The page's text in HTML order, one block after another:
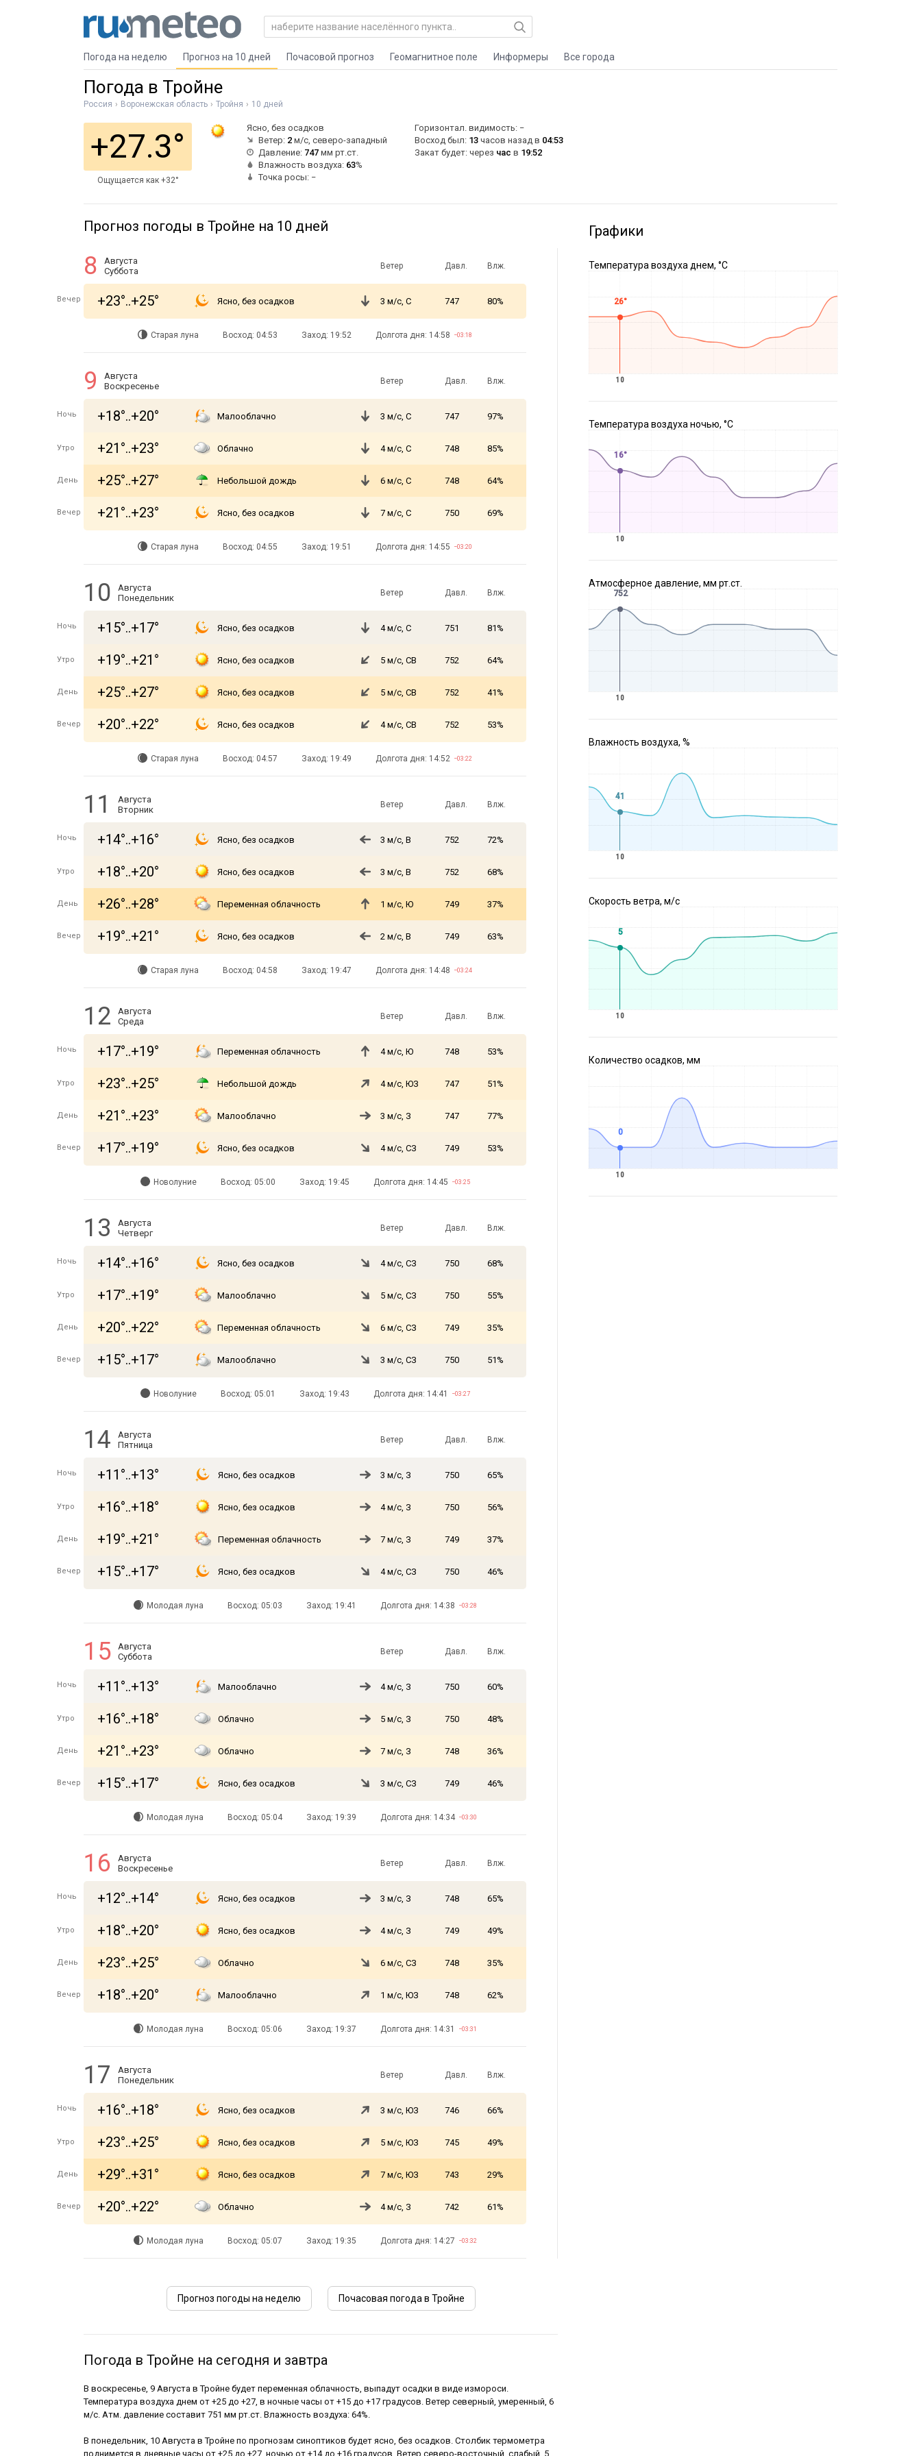
Погода на неделю Прогноз на 10 дней Почасовой прогноз Геомагнитное поле Информеры Все города
Погода в Тройне
Россия Воронежская область Тройня 10 дней
+27.3°
Ощущается как +32°
Ясно, без осадков
Ветер: 2 м/с, северо-западный
Давление: 747 мм рт.ст.
Влажность воздуха: 63%
Точка росы: −
Горизонтал. видимость: −
Восход был: 13 часов назад в 04:53
Закат будет: через час в 19:52
Прогноз погоды в Тройне на 10 дней
8
Августа
Суббота
Ветер Давл. Влж.
Вечер +23°..+25° Ясно, без осадков 3 м/с, С 747 80%
Старая луна Восход: 04:53 Заход: 19:52 Долгота дня: 14:58 −03:18
9
Августа
Воскресенье
Ветер Давл. Влж.
Ночь +18°..+20° Малооблачно 3 м/с, С 747 97%
Утро +21°..+23° Облачно 4 м/с, С 748 85%
День +25°..+27° Небольшой дождь 6 м/с, С 748 64%
Вечер +21°..+23° Ясно, без осадков 7 м/с, С 750 69%
Старая луна Восход: 04:55 Заход: 19:51 Долгота дня: 14:55 −03:20
10
Августа
Понедельник
Ветер Давл. Влж.
Ночь +15°..+17° Ясно, без осадков 4 м/с, С 751 81%
Утро +19°..+21° Ясно, без осадков 5 м/с, СВ 752 64%
День +25°..+27° Ясно, без осадков 5 м/с, СВ 752 41%
Вечер +20°..+22° Ясно, без осадков 4 м/с, СВ 752 53%
Старая луна Восход: 04:57 Заход: 19:49 Долгота дня: 14:52 −03:22
11
Августа
Вторник
Ветер Давл. Влж.
Ночь +14°..+16° Ясно, без осадков 3 м/с, В 752 72%
Утро +18°..+20° Ясно, без осадков 3 м/с, В 752 68%
День +26°..+28° Переменная облачность 1 м/с, Ю 749 37%
Вечер +19°..+21° Ясно, без осадков 2 м/с, В 749 63%
Старая луна Восход: 04:58 Заход: 19:47 Долгота дня: 14:48 −03:24
12
Августа
Среда
Ветер Давл. Влж.
Ночь +17°..+19° Переменная облачность 4 м/с, Ю 748 53%
Утро +23°..+25° Небольшой дождь 4 м/с, ЮЗ 747 51%
День +21°..+23° Малооблачно 3 м/с, З 747 77%
Вечер +17°..+19° Ясно, без осадков 4 м/с, СЗ 749 53%
Новолуние Восход: 05:00 Заход: 19:45 Долгота дня: 14:45 −03:25
13
Августа
Четверг
Ветер Давл. Влж.
Ночь +14°..+16° Ясно, без осадков 4 м/с, СЗ 750 68%
Утро +17°..+19° Малооблачно 5 м/с, СЗ 750 55%
День +20°..+22° Переменная облачность 6 м/с, СЗ 749 35%
Вечер +15°..+17° Малооблачно 3 м/с, СЗ 750 51%
Новолуние Восход: 05:01 Заход: 19:43 Долгота дня: 14:41 −03:27
14
Августа
Пятница
Ветер Давл. Влж.
Ночь +11°..+13° Ясно, без осадков 3 м/с, З 750 65%
Утро +16°..+18° Ясно, без осадков 4 м/с, З 750 56%
День +19°..+21° Переменная облачность 7 м/с, З 749 37%
Вечер +15°..+17° Ясно, без осадков 4 м/с, СЗ 750 46%
Молодая луна Восход: 05:03 Заход: 19:41 Долгота дня: 14:38 −03:28
15
Августа
Суббота
Ветер Давл. Влж.
Ночь +11°..+13° Малооблачно 4 м/с, З 750 60%
Утро +16°..+18° Облачно 5 м/с, З 750 48%
День +21°..+23° Облачно 7 м/с, З 748 36%
Вечер +15°..+17° Ясно, без осадков 3 м/с, СЗ 749 46%
Молодая луна Восход: 05:04 Заход: 19:39 Долгота дня: 14:34 −03:30
16
Августа
Воскресенье
Ветер Давл. Влж.
Ночь +12°..+14° Ясно, без осадков 3 м/с, З 748 65%
Утро +18°..+20° Ясно, без осадков 4 м/с, З 749 49%
День +23°..+25° Облачно 6 м/с, СЗ 748 35%
Вечер +18°..+20° Малооблачно 1 м/с, ЮЗ 748 62%
Молодая луна Восход: 05:06 Заход: 19:37 Долгота дня: 14:31 −03:31
17
Августа
Понедельник
Ветер Давл. Влж.
Ночь +16°..+18° Ясно, без осадков 3 м/с, ЮЗ 746 66%
Утро +23°..+25° Ясно, без осадков 5 м/с, ЮЗ 745 49%
День +29°..+31° Ясно, без осадков 7 м/с, ЮЗ 743 29%
Вечер +20°..+22° Облачно 4 м/с, З 742 61%
Молодая луна Восход: 05:07 Заход: 19:35 Долгота дня: 14:27 −03:32
Прогноз погоды на неделю Почасовая погода в Тройне
Погода в Тройне на сегодня и завтра
В воскресенье, 9 Августа в Тройне будет переменная облачность, выпадут осадки в виде измороси.
Температура воздуха днем от +25 до +27, в ночные часы от +15 до +17 градусов. Ветер северный, умеренный, 6
м/с. Атм. давление составит 751 мм рт.ст. Влажность воздуха: 64%.
В понедельник, 10 Августа в Тройне по прогнозам синоптиков будет ясно, без осадков. Столбик термометра
поднимется в дневные часы от +25 до +27, ночью от +14 до +16 градусов. Ветер северо-восточный, слабый, 5
Графики
Температура воздуха днем, °C
26°
10
Температура воздуха ночью, °C
16°
10
Атмосферное давление, мм рт.ст.
752
10
Влажность воздуха, %
41
10
Скорость ветра, м/с
5
10
Количество осадков, мм
0
10